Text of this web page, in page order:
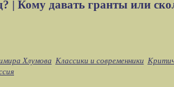
| Кому давать гранты или
Хлумова Классики и современники